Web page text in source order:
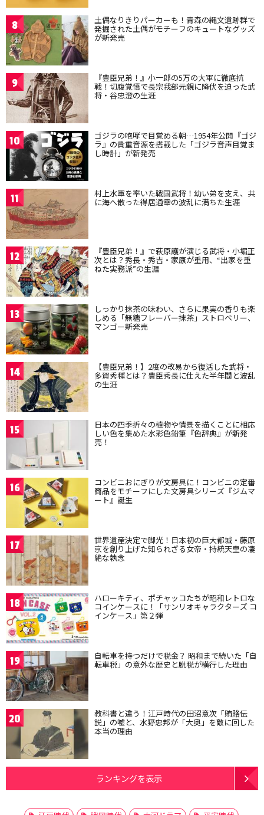
8 土偶なりきりパーカーも！青森の縄文遺跡群で
発掘された土偶がモチーフのキュートなグッズ
が新発売
9 『豊臣兄弟！』小一郎の5万の大軍に徹底抗
戦！切腹覚悟で長宗我部元親に降伏を迫った武
将・谷忠澄の生涯
10 ゴジラの咆哮で目覚める朝…1954年公開『ゴジ
ラ』の貴重音源を搭載した「ゴジラ音声目覚ま
し時計」が新発売
11 村上水軍を率いた戦国武将！幼い弟を支え、共
に海へ散った得居通幸の波乱に満ちた生涯
12 『豊臣兄弟！』で萩原護が演じる武将・小堀正
次とは？秀長・秀吉・家康が重用、“出家を重
ねた実務派”の生涯
13 しっかり抹茶の味わい、さらに果実の香りも楽
しめる「無糖フレーバー抹茶」ストロベリー、
マンゴー新発売
14 【豊臣兄弟！】2度の改易から復活した武将・
多賀秀種とは？豊臣秀長に仕えた半年間と波乱
の生涯
15 日本の四季折々の植物や情景を描くことに相応
しい色を集めた水彩色鉛筆『色辞典』が新発
売！
16 コンビニおにぎりが文房具に！コンビニの定番
商品をモチーフにした文房具シリーズ『ジムマ
ート』誕生
17 世界遺産決定で脚光！日本初の巨大都城・藤原
京を創り上げた知られざる女帝・持統天皇の凄
絶な執念
18 ハローキティ、ポチャッコたちが昭和レトロな
コインケースに！「サンリオキャラクターズ コ
インケース」第２弾
19 自転車を持つだけで税金？ 昭和まで続いた「自
転車税」の意外な歴史と脱税が横行した理由
20 教科書と違う！江戸時代の田沼意次「賄賂伝
説」の嘘と、水野忠邦が「大奥」を敵に回した
本当の理由
ランキングを表示